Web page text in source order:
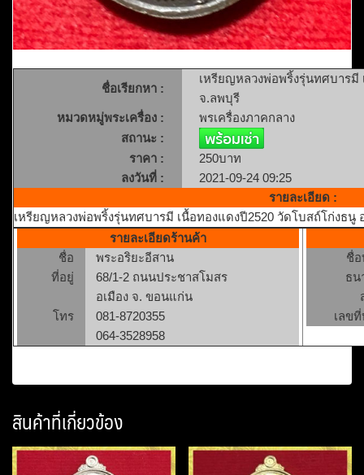
ชื่อเรียกหา :
เหรียญหลวงพ่อพริ้งรุ่นทศบารมี
จ.ลพบุรี
หมวดหมู่พระเครื่อง :
พรเครื่องภาคกลาง
สถานะ :
ราคา :
250บาท
ลงวันที่ :
2021-09-24 09:25
รายละเอียด :
เหรียญหลวงพ่อพริ้งรุ่นทศบารมี เนื้อทองแดงปี2520 วัดโบสถ์โก่งธนู
รายละเอียดร้านค้า
ชื่อ
พระอริยะอีสาน
ที่อยู่
68/1-2 ถนนประชาสโมสร
อเมือง จ. ขอนแก่น
โทร
081-8720355
064-3528958
ชื่
ธน
เลข
สินค้าที่เกี่ยวข้อง